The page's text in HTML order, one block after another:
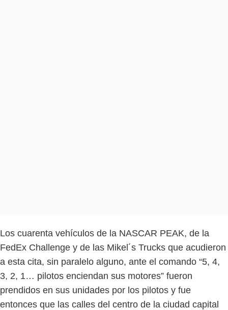
Los cuarenta vehículos de la NASCAR PEAK, de la
FedEx Challenge y de las Mikel´s Trucks que acudieron
a esta cita, sin paralelo alguno, ante el comando “5, 4,
3, 2, 1… pilotos enciendan sus motores” fueron
prendidos en sus unidades por los pilotos y fue
entonces que las calles del centro de la ciudad capital